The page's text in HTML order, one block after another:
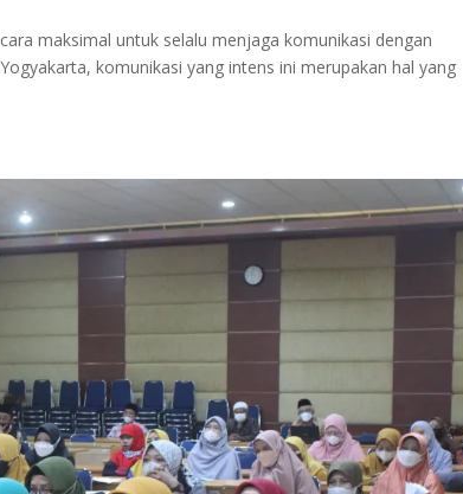
maksimal untuk selalu menjaga komunikasi dengan
komunikasi yang intens ini merupakan hal yang